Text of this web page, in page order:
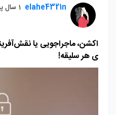
elahe4321n 1 سال پیش
ی هر سلیقه!